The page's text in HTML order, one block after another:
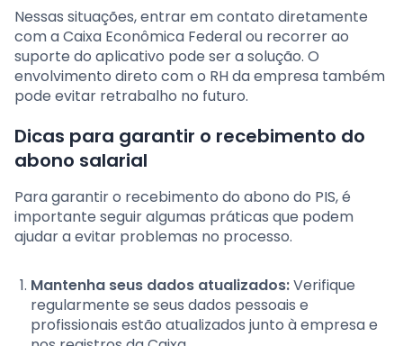
Nessas situações, entrar em contato diretamente
com a Caixa Econômica Federal ou recorrer ao
suporte do aplicativo pode ser a solução. O
envolvimento direto com o RH da empresa também
pode evitar retrabalho no futuro.
Dicas para garantir o recebimento do
abono salarial
Para garantir o recebimento do abono do PIS, é
importante seguir algumas práticas que podem
ajudar a evitar problemas no processo.
Mantenha seus dados atualizados:Verifique
regularmente se seus dados pessoais e
profissionais estão atualizados junto à empresa e